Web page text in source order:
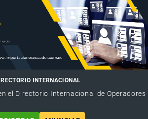
INTERNACIONAL
el Directorio Internacional de Operadores